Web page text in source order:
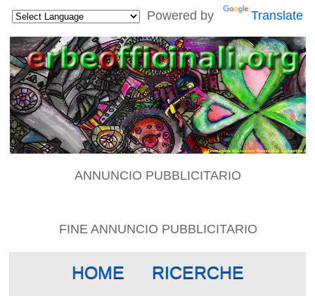
Powered by Translate
ANNUNCIO PUBBLICITARIO
FINE ANNUNCIO PUBBLICITARIO
HOME RICERCHE